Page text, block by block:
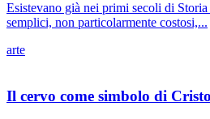
Esistevano già nei primi secoli di
semplici, non particolarmente costosi,...
arte
Il cervo come simbolo di Cristo